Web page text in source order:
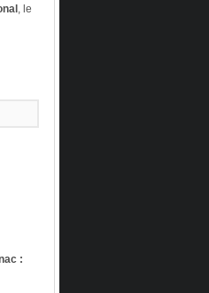
, le
: